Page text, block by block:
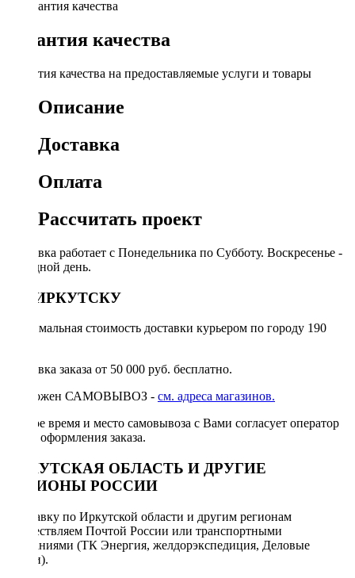
Гарантия качества
Гарантия качества на предоставляемые услуги и товары
Описание
Доставка
Оплата
Рассчитать проект
Доставка работает с Понедельника по Субботу. Воскресенье -
выходной день.
ПО ИРКУТСКУ
Минимальная стоимость доставки курьером по городу 190
Доставка заказа от 50 000 руб. бесплатно.
Возможен САМОВЫВОЗ - см. адреса магазинов.
Точное время и место самовывоза с Вами согласует оператор
после оформления заказа.
ИРКУТСКАЯ ОБЛАСТЬ И ДРУГИЕ
РЕГИОНЫ РОССИИ
Отправку по Иркутской области и другим регионам
осуществляем Почтой России или транспортными
компаниями (ТК Энергия, желдорэкспедиция, Деловые
линии).